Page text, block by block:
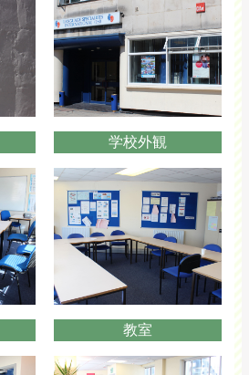
学校外観
教室